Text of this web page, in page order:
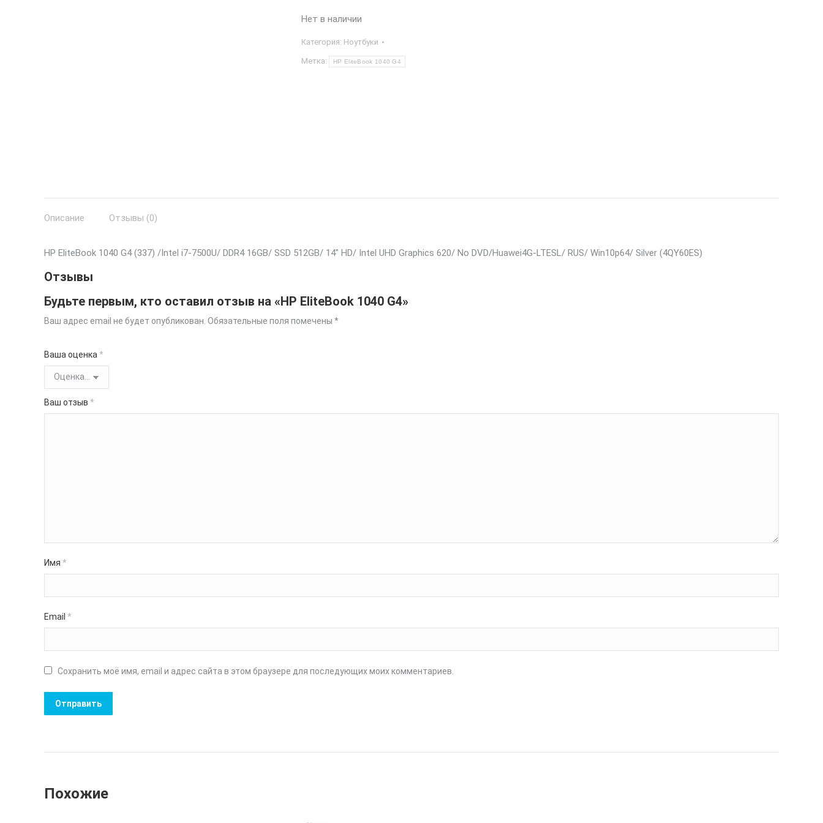
Нет в наличии
Категория: Ноутбуки
Метка: HP EliteBook 1040 G4
Описание Отзывы (0)
HP EliteBook 1040 G4 (337) /Intel i7-7500U/ DDR4 16GB/ SSD 512GB/ 14″ HD/ Intel UHD Graphics 620/ No DVD/Huawei4G-LTESL/ RUS/ Win10p64/ Silver (4QY60ES)
Отзывы
Будьте первым, кто оставил отзыв на «HP EliteBook 1040 G4»
Ваш адрес email не будет опубликован. Обязательные поля помечены *
Ваша оценка *
Ваш отзыв *
Имя *
Email *
Сохранить моё имя, email и адрес сайта в этом браузере для последующих моих комментариев.
Похожие